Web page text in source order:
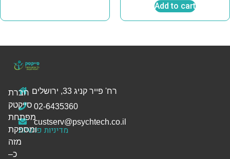
Add to cart
רח' פייר קניג 33, ירושלים
02-6435360
custserv@psychtech.co.il
מדיניות פרטיות
חברת
סייקטק
מפתחת
ומספקת
מזה
כ–